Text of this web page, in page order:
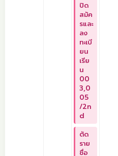
ปิด
สมัค
รและ
ลง
ทะเบี
ยน
เรีย
น
00
3,0
05
/2n
d
ตัด
ราย
ชื่อ